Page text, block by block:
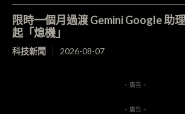
限時一個月過渡 Gemini Google 助
起「熄機」
科技新聞 2026-08-07
- 廣告 -
- 廣告 -